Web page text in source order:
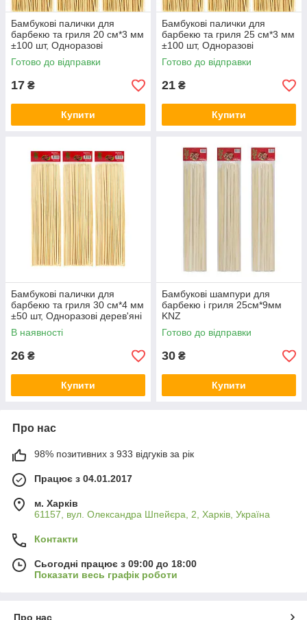
Бамбукові палички для
барбекю та гриля 20 см*3 мм
±100 шт, Одноразові
дерев'яні шпажки KNZ
Готово до відправки
17 ₴
Купити
Бамбукові палички для
барбекю та гриля 25 см*3 мм
±100 шт, Одноразові
дерев'яні шпажки KNZ
Готово до відправки
21 ₴
Купити
Бамбукові палички для
барбекю та гриля 30 см*4 мм
±50 шт, Одноразові дерев'яні
шпажки KNZ
В наявності
26 ₴
Купити
Бамбукові шампури для
барбекю і гриля 25см*9мм
KNZ
Готово до відправки
30 ₴
Купити
Про нас
98% позитивних з 933 відгуків за рік
Працює з 04.01.2017
м. Харків
61157, вул. Олександра Шпейєра, 2, Харків, Україна
Контакти
Сьогодні працює з 09:00 до 18:00
Показати весь графік роботи
Про нас